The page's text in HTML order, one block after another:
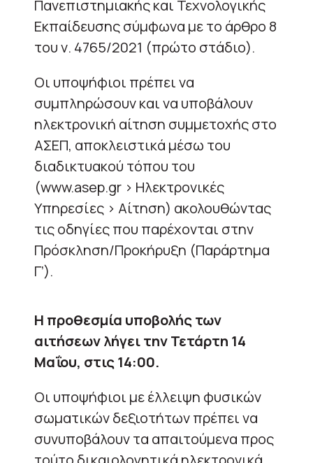
Πανεπιστημιακής και Τεχνολογικής
Εκπαίδευσης σύμφωνα με το άρθρο 8
του ν. 4765/2021 (πρώτο στάδιο).
Οι υποψήφιοι πρέπει να
συμπληρώσουν και να υποβάλουν
ηλεκτρονική αίτηση συμμετοχής στο
ΑΣΕΠ, αποκλειστικά μέσω του
διαδικτυακού τόπου του
(www.asep.gr > Ηλεκτρονικές
Υπηρεσίες > Αίτηση) ακολουθώντας
τις οδηγίες που παρέχονται στην
Πρόσκληση/Προκήρυξη (Παράρτημα
Γ’).
Η προθεσμία υποβολής των
αιτήσεων λήγει την Τετάρτη 14
Μαΐου, στις 14:00.
Οι υποψήφιοι με έλλειψη φυσικών
σωματικών δεξιοτήτων πρέπει να
συνυποβάλουν τα απαιτούμενα προς